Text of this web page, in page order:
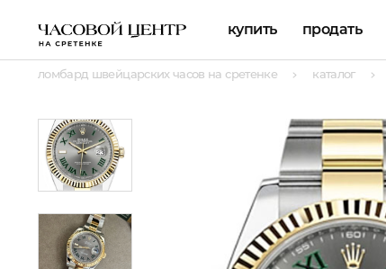
купить продать
ломбард швейцарских часов на сретенке каталог